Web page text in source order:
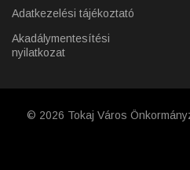
Adatkezelési tájékoztató
Akadálymentesítési
nyilatkozat
© 2026 Tokaj Város